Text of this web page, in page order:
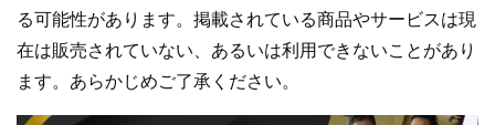
る可能性があります。掲載されている商品やサービスは現
在は販売されていない、あるいは利用できないことがあり
ます。あらかじめご了承ください。